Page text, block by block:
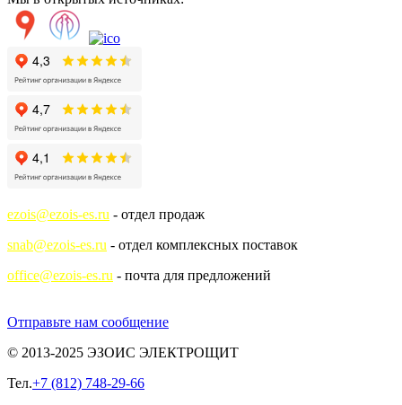
ezois@ezois-es.ru - отдел продаж
snab@ezois-es.ru - отдел комплексных поставок
office@ezois-es.ru - почта для предложений
Отправьте нам сообщение
© 2013-2025 ЭЗОИС ЭЛЕКТРОЩИТ
Тел.+7 (812) 748-29-66